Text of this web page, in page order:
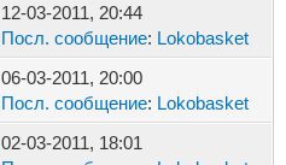
12-03-2011, 20:44
Посл. сообщение: Lokobasket
06-03-2011, 20:00
Посл. сообщение: Lokobasket
02-03-2011, 18:01